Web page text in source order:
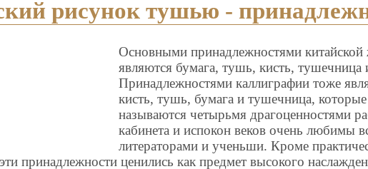
рисунок тушью -
Основными принадлежностями китайской
являются бумага, тушь, кисть, тушечница
Принадлежностями каллиграфии тоже
кисть, тушь, бумага и тушечница,
называются четырьмя драгоценностями
кабинета и испокон веков очень любимы
литераторами и ученьши. Кроме
принадлежности ценились как предмет высокого